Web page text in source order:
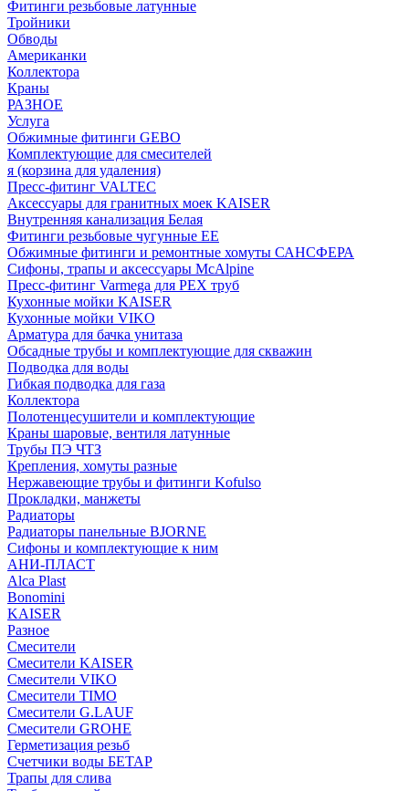
Фитинги резьбовые латунные
Тройники
Обводы
Американки
Коллектора
Краны
РАЗНОЕ
Услуга
Обжимные фитинги GEBO
Комплектующие для смесителей
я (корзина для удаления)
Пресс-фитинг VALTEC
Аксессуары для гранитных моек KAISER
Внутренняя канализация Белая
Фитинги резьбовые чугунные EE
Обжимные фитинги и ремонтные хомуты САНСФЕРА
Сифоны, трапы и аксессуары McAlpine
Пресс-фитинг Varmega для PEX труб
Кухонные мойки KAISER
Кухонные мойки VIKO
Арматура для бачка унитаза
Обсадные трубы и комплектующие для скважин
Подводка для воды
Гибкая подводка для газа
Коллектора
Полотенцесушители и комплектующие
Краны шаровые, вентиля латунные
Трубы ПЭ ЧТЗ
Крепления, хомуты разные
Нержавеющие трубы и фитинги Kofulso
Прокладки, манжеты
Радиаторы
Радиаторы панельные BJORNE
Сифоны и комплектующие к ним
АНИ-ПЛАСТ
Alca Plast
Bonomini
KAISER
Разное
Смесители
Смесители KAISER
Смесители VIKO
Смесители TIMO
Смесители G.LAUF
Смесители GROHE
Герметизация резьб
Счетчики воды БЕТАР
Трапы для слива